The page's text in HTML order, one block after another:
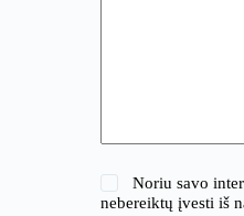
Noriu savo
nebereiktų įvesti iš